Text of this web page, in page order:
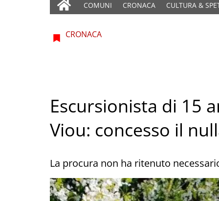
COMUNI CRONACA CULTURA &
CRONACA
Escursionista di 15
Viou: concesso il
La procura non ha ritenuto